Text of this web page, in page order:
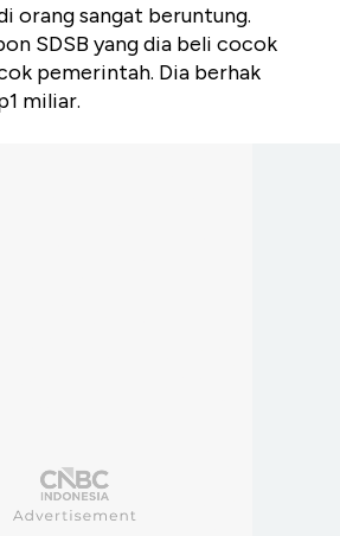
orang sangat beruntung.
SDSB yang dia beli cocok
pemerintah. Dia berhak
miliar.